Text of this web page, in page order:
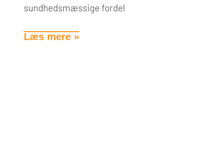
sundhedsmæssige fordel
Læs mere »